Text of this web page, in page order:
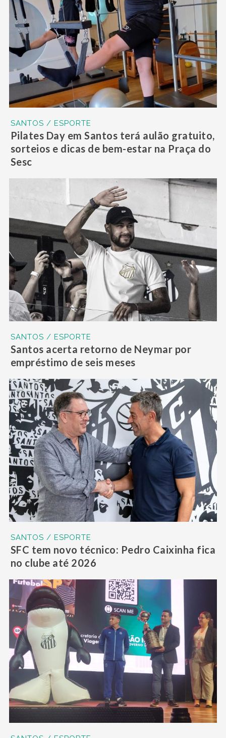
SANTOS / ESPORTE
Pilates Day em Santos terá aulão gratuito,
sorteios e dicas de bem-estar na Praça do
Sesc
SANTOS / ESPORTE
Santos acerta retorno de Neymar por
empréstimo de seis meses
SANTOS / ESPORTE
SFC tem novo técnico: Pedro Caixinha fica
no clube até 2026